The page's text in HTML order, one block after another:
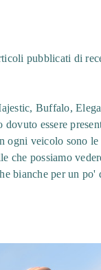
pubblicati di
Buffalo,
essere
ogni veicolo sono le
che possiamo
bianche per un po'